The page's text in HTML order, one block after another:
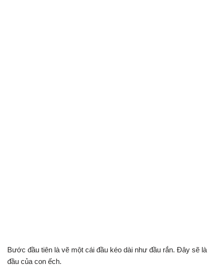
Bước đầu tiên là vẽ một cái đầu kéo dài như đầu rắn. Đây sẽ là
đầu của con ếch.